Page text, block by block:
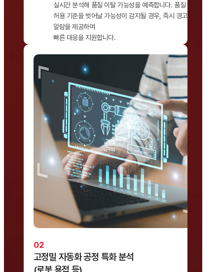
실시간 분석해 품질 이탈 가능성을 예측합니다. 품질
허용 기준을 벗어날 가능성이 감지될 경우, 즉시 경고
알람을 제공하여
빠른 대응을 지원합니다.
고정밀 자동화 공정 특화 분석
(로봇 용접 등)